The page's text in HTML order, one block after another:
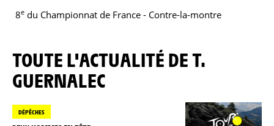
8e du Championnat de France - Contre-la-montre
TOUTE L'ACTUALITÉ DE T.
GUERNALEC
DÉPÊCHES